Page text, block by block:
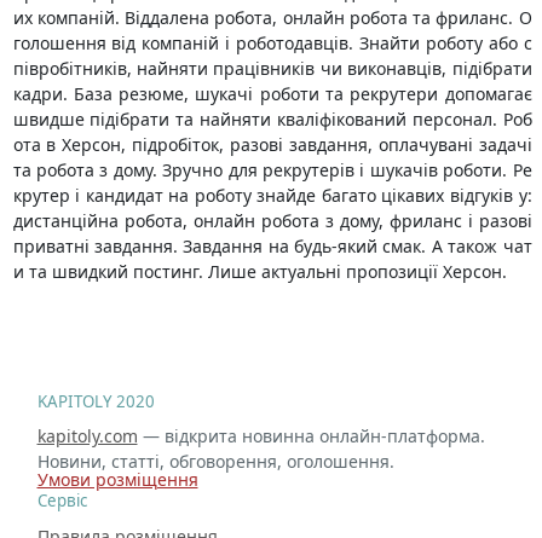
их компаній. Віддалена робота, онлайн робота та фриланс. О
голошення від компаній і роботодавців. Знайти роботу або с
півробітників, найняти працівників чи виконавців, підібрати
кадри. База резюме, шукачі роботи та рекрутери допомагає
швидше підібрати та найняти кваліфікований персонал. Роб
ота в Херсон, підробіток, разові завдання, оплачувані задачі
та робота з дому. Зручно для рекрутерів і шукачів роботи. Ре
крутер і кандидат на роботу знайде багато цікавих відгуків у:
дистанційна робота, онлайн робота з дому, фриланс і разові
приватні завдання. Завдання на будь-який смак. А також чат
и та швидкий постинг. Лише актуальні пропозиції Херсон.
KAPITOLY 2020
kapitoly.com — відкрита новинна онлайн-платформа.
Новини, статті, обговорення, оголошення.
Умови розміщення
Сервіс